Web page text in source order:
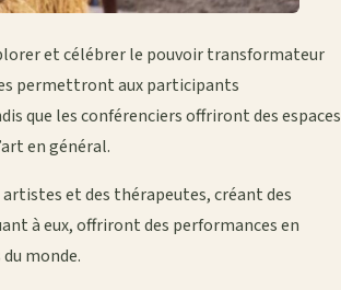
et célébrer le pouvoir transformateur
permettront aux participants
que les conférenciers offriront des espaces
en général.
et des thérapeutes, créant des
à eux, offriront des performances en
monde.